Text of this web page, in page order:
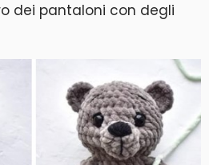
dei pantaloni con degli